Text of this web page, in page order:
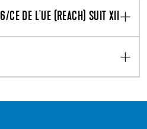
CE DE L'UE (REACH) SUIT XII